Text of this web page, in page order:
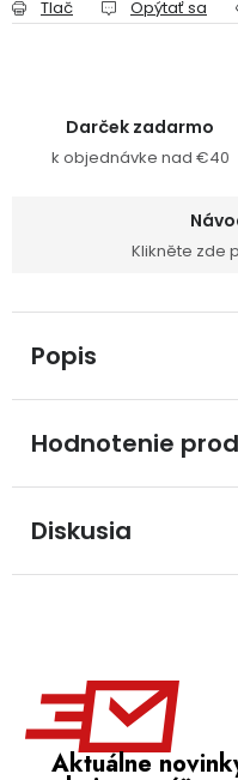
Tlač Opýtať sa
Darček zadarmo
k objednávke nad €40
Klikněte zde
Popis
Hodnotenie
Diskusia
Aktuálne